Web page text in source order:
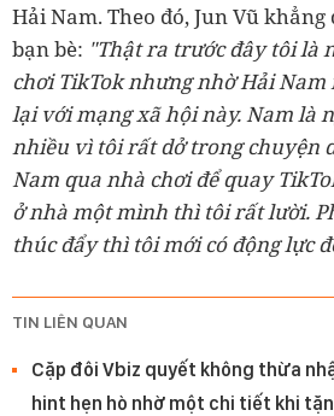
Hải Nam. Theo đó, Jun Vũ
bạn bè: "Thật ra trước đây tôi là
chơi TikTok nhưng nhờ Hải
lại với mạng xã hội này. Nam là
nhiều vì tôi rất dở trong chuyện
Nam qua nhà chơi để quay
ở nhà một mình thì tôi rất lười.
thúc đẩy thì tôi mới có động lực
TIN LIÊN QUAN
Cặp đôi Vbiz quyết không thừa
hint hẹn hò nhờ một chi tiết khi